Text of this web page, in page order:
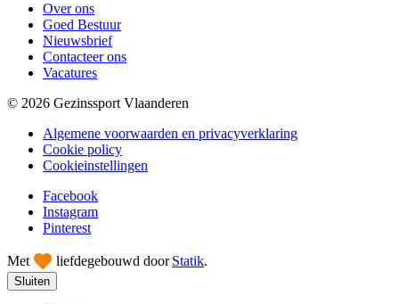
Over ons
Goed Bestuur
Nieuwsbrief
Contacteer ons
Vacatures
© 2026 Gezinssport Vlaanderen
Algemene voorwaarden en privacyverklaring
Cookie policy
Cookieinstellingen
Facebook
Instagram
Pinterest
Met liefdegebouwd door Statik.
Sluiten